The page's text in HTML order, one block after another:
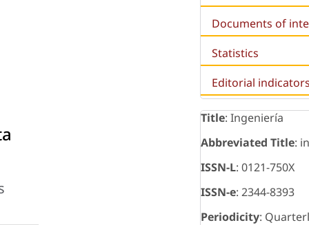
Documents of
Statistics
Editorial
Title: Ingeniería
Abbreviated Title:
ISSN-L: 0121-750X
ISSN-e: 2344-8393
Periodicity: